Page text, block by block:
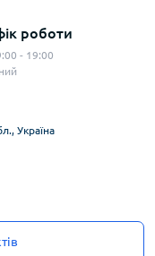
роботи
- 19:00
Україна